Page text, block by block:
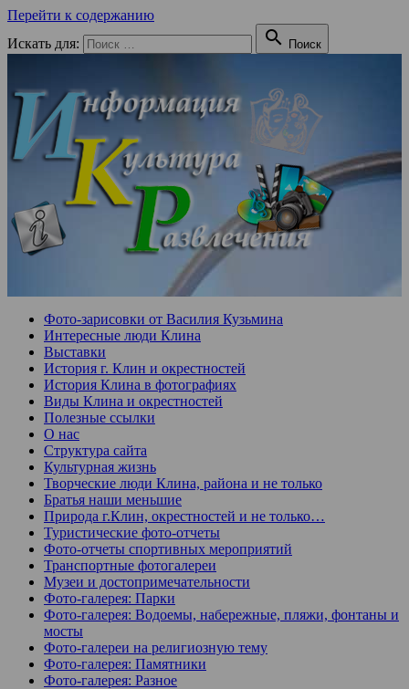
Перейти к содержанию
Искать для:
 Поиск
Фото-зарисовки от Василия Кузьмина
Интересные люди Клина
Выставки
История г. Клин и окрестностей
История Клина в фотографиях
Виды Клина и окрестностей
Полезные ссылки
О нас
Структура сайта
Культурная жизнь
Творческие люди Клина, района и не только
Братья наши меньшие
Природа г.Клин, окрестностей и не только…
Туристические фото-отчеты
Фото-отчеты спортивных мероприятий
Транспортные фотогалереи
Музеи и достопримечательности
Фото-галерея: Парки
Фото-галерея: Водоемы, набережные, пляжи, фонтаны и
мосты
Фото-галереи на религиозную тему
Фото-галерея: Памятники
Фото-галерея: Разное